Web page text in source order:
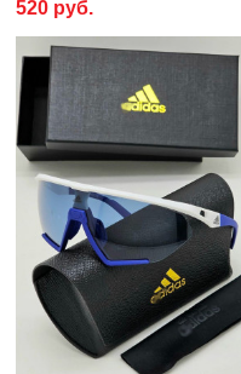
520 руб.